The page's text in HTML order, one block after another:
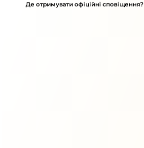
Де отримувати офіційні сповіщення?